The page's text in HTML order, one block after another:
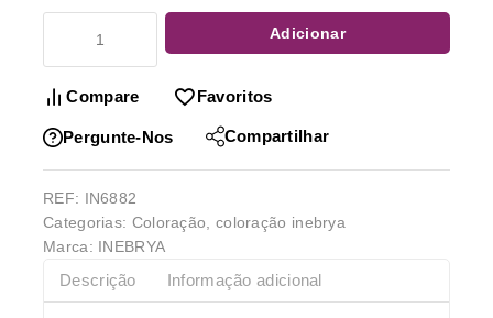
Adicionar
Compare Favoritos
Pergunte-Nos Compartilhar
REF: IN6882
Categorias: Coloração
coloração inebrya
Marca: INEBRYA
Descrição Informação adicional